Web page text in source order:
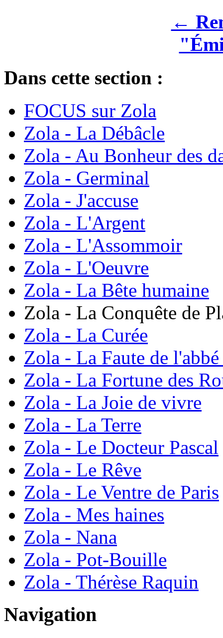
←
Dans cette section :
FOCUS sur Zola
Zola - La Débâcle
Zola - Au Bonheur des
Zola - Germinal
Zola - J'accuse
Zola - L'Argent
Zola - L'Assommoir
Zola - L'Oeuvre
Zola - La Bête humaine
Zola - La Conquête de
Zola - La Curée
Zola - La Faute de
Zola - La Fortune des
Zola - La Joie de vivre
Zola - La Terre
Zola - Le Docteur Pascal
Zola - Le Rêve
Zola - Le Ventre de Paris
Zola - Mes haines
Zola - Nana
Zola - Pot-Bouille
Zola - Thérèse Raquin
Navigation